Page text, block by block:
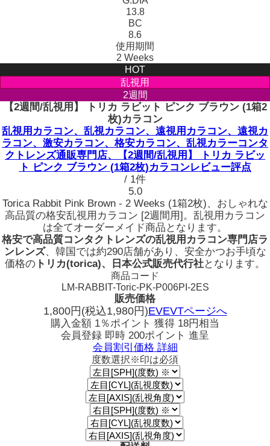
13.8
BC
8.6
使用期間
2 Weeks
HOT
乱視用
2週間
【2週間/乱視用】 トリカ ラビット ピンク ブラウン (1箱2
枚)カラコン
乱視用カラコン、乱視カラコン、遠視用カラコン、遠視カ
ラコン、激安カラコン、格安カラコン、乱視カラーコンタ
クトレンズ通販専門店、【2週間/乱視用】 トリカ ラビッ
ト ピンク ブラウン (1箱2枚)カラコンレビュー評点
/ 1件
5.0
Torica Rabbit Pink Brown - 2 Weeks (1箱2枚)、おしゃれな
高品質の格安乱視用カラコン [2週間用]。乱視用カラコン
は全てオーダーメイド商品となります。
格安で高品質コンタクトレンズの乱視用カラコン専門店ラ
ンレンズ、韓国では約290店舗があり、安全かつお手頃な
価格の トリカ(torica)、日本公式販売代行社となります。
商品コード
LM-RABBIT-Toric-PK-P006PI-2ES
販売価格
1,800円(税込1,980円)EVEVTページへ
購入金額 1％ポイント 獲得 18円相当
会員登録 即時 200ポイント 進呈
会員割引価格 詳細
度数選択※印は必須